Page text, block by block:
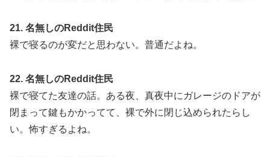
21. 名無しのReddit住民
裸で寝るのが変だと思わない。普通だよね。
22. 名無しのReddit住民
裸で寝てた友達の話。ある夜、真夜中にガレージのドアが
閉まって鍵もかかってて、裸で外に閉じ込められたらし
い。怖すぎるよね。